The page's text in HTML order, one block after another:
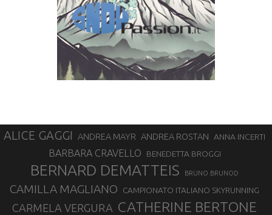
ALICE GAGGI ANDREA MAYR ANDREA ROSTAN ANNA INCERTI
BARBARA CRAVELLO BENEDETTA BROGGI
BERNARD DEMATTEIS BRUNO BRUNOD
CAMILLA MAGLIANO CAMPIONATO ITALIANO SKYRUNNING
CARMELA VERGURA CATHERINE BERTONE